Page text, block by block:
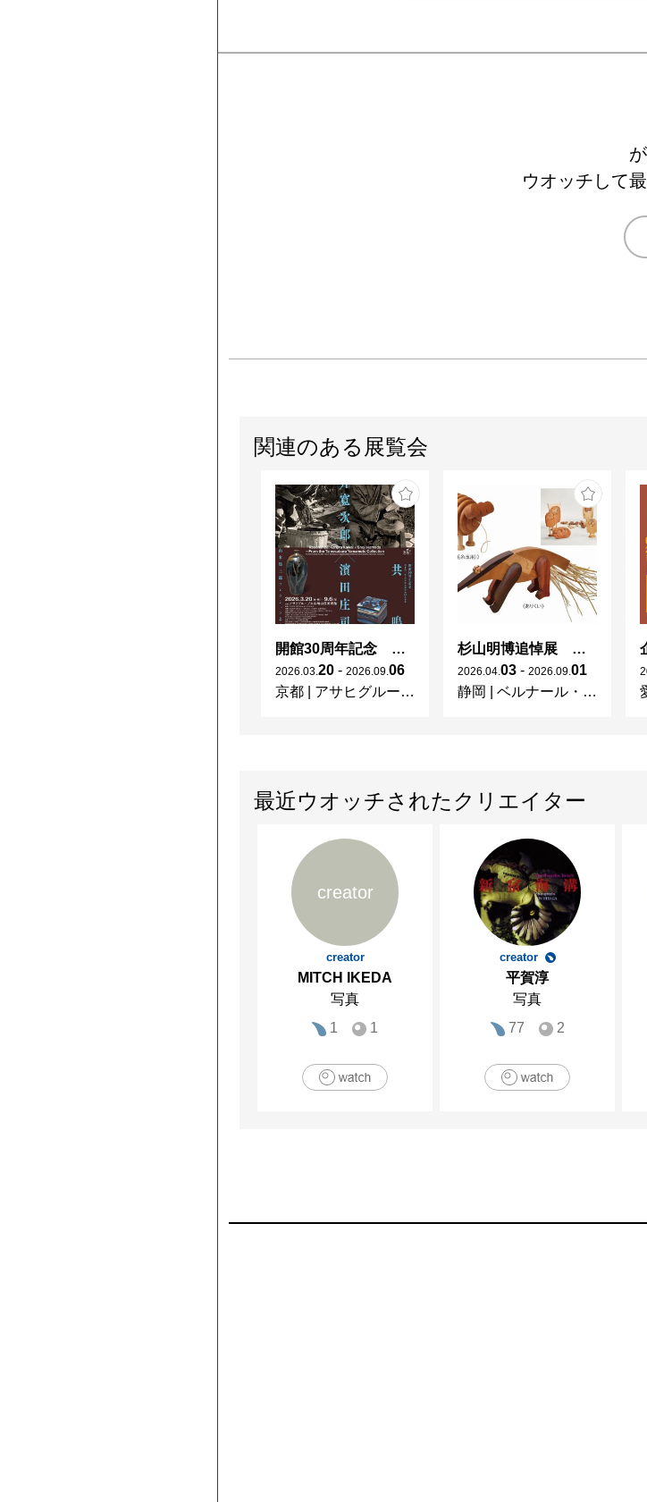
ウオッチして
関連のある展覧会
開館30周年記念 山本爲三郎・河井寬次郎没後60年記念 「共鳴 河井寬次郎 × 濱田庄司 ー山本爲三郎コレクションより」
2026 03 20 - 2026 09 06
京都
アサヒグループ大山崎山荘美術館
杉山明博追悼展 木とわたし―木工の妙技と美術教育
2026 04 03 - 2026 09 01
静岡
ベルナール・ビュフェ美術館
最近ウオッチされたクリエイター
creator
creator
MITCH IKEDA
写真
1
1
creator
平賀淳
写真
77
2